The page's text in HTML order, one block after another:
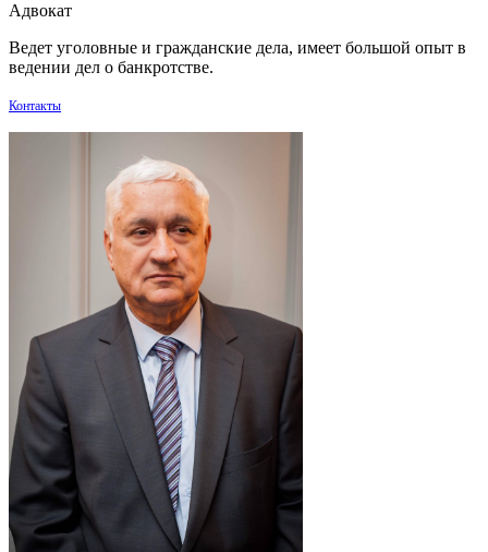
Адвокат
Ведет уголовные и гражданские дела, имеет большой опыт в
ведении дел о банкротстве.
Контакты